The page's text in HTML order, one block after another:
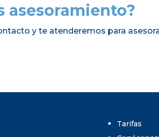
asesoramiento?
y te atenderemos para
Tarifas